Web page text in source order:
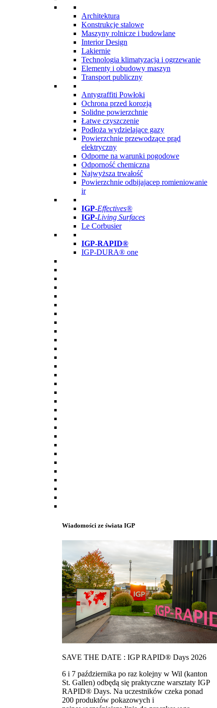
Architektura
Konstrukcje stalowe
Maszyny rolnicze i budowlane
Interior Design
Lakiernie
Technologia klimatyzacja i ogrzewanie
Elementy i obudowy maszyn
Transport publiczny
Antygraffiti Powłoki
Ochrona przed korozją
Solidne powierzchnie
Łatwe czyszczenie
Podłoża wydzielające gazy
Powierzchnie przewodzące prąd
elektryczny
Odporne na warunki pogodowe
Odporność chemiczna
Najwyższa trwałość
Powierzchnie odbijajacep romieniowanie
ir
IGP-Effectives®
IGP-Living Surfaces
Le Corbusier
IGP-RAPID®
IGP-DURA® one
Wiadomości ze świata IGP
SAVE THE DATE : IGP RAPID® Days 2026
6 i 7 października po raz kolejny w Wil (kanton
St. Gallen) odbędą się praktyczne warsztaty IGP
RAPID® Days. Na uczestników czeka ponad
200 produktów pokazowych i